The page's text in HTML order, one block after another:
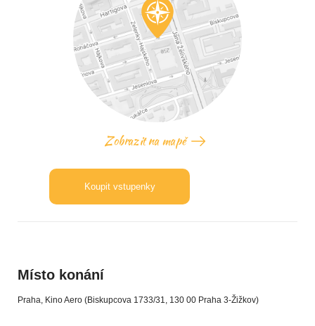
Zobrazit na mapě
Koupit vstupenky
Místo konání
Praha, Kino Aero (Biskupcova 1733/31, 130 00 Praha 3-Žižkov)